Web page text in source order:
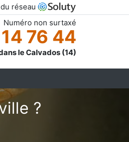
réseau
Numéro non surtaxé
76 44
le Calvados (14)
?